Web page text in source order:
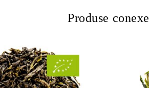
Produse conexe